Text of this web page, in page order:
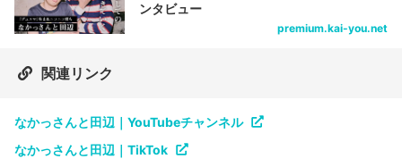
ンタビュー
premium.kai-you.net
関連リンク
なかっさんと田辺｜YouTubeチャンネル
なかっさんと田辺｜TikTok